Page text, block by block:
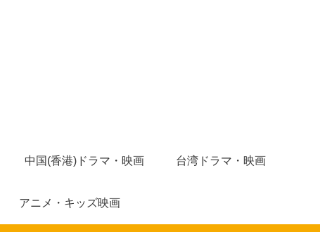
中国(香港)ドラマ・映画 台湾ドラマ・映画
アニメ・キッズ映画